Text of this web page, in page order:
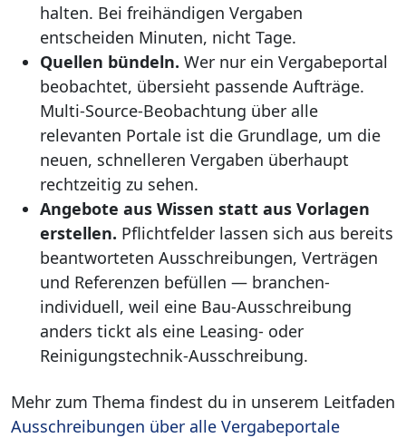
halten. Bei freihändigen Vergaben
entscheiden Minuten, nicht Tage.
Quellen bündeln. Wer nur ein Vergabeportal
beobachtet, übersieht passende Aufträge.
Multi-Source-Beobachtung über alle
relevanten Portale ist die Grundlage, um die
neuen, schnelleren Vergaben überhaupt
rechtzeitig zu sehen.
Angebote aus Wissen statt aus Vorlagen
erstellen. Pflichtfelder lassen sich aus bereits
beantworteten Ausschreibungen, Verträgen
und Referenzen befüllen — branchen-
individuell, weil eine Bau-Ausschreibung
anders tickt als eine Leasing- oder
Reinigungstechnik-Ausschreibung.
Mehr zum Thema findest du in unserem Leitfaden
Ausschreibungen über alle Vergabeportale